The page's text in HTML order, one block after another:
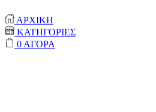
ΑΡΧΙΚΗ
ΚΑΤΗΓΟΡΙΕΣ
0 ΑΓΟΡΑ